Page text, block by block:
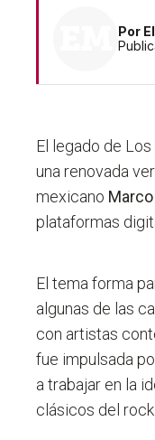
Por
El legado de Los
una renovada
mexicano
plataformas
El tema forma
algunas de las
con artistas
fue impulsada
a trabajar en la
clásicos del